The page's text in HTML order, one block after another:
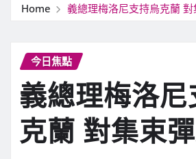
Home 義總理梅洛尼支持烏克蘭
今日焦點
義總理梅洛
克蘭 對集束